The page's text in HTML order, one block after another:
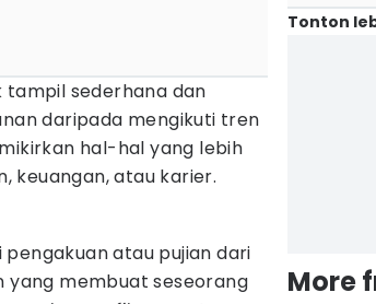
sederhana dan
daripada mengikuti tren
hal-hal yang lebih
keuangan, atau karier.
atau pujian dari
yang membuat seseorang
Tonton
More